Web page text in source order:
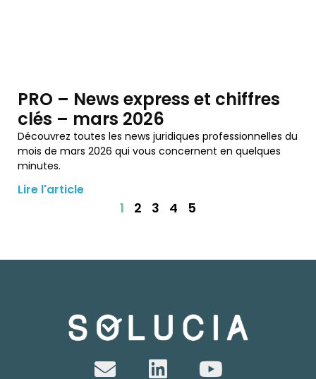
PRO – News express et chiffres
clés – mars 2026
Découvrez toutes les news juridiques professionnelles du
mois de mars 2026 qui vous concernent en quelques
minutes.
Lire l'article
1 2 3 4 5